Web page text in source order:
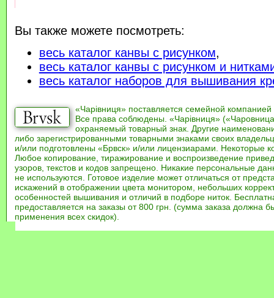
Вы также можете посмотреть:
весь каталог канвы с рисунком,
весь каталог канвы с рисунком и
весь каталог наборов для вышивания
«Чарівниця» поставляется семейной компанией
Все права соблюдены. «Чарівниця»
охраняемый товарный знак. Другие
либо зарегистрированными товарными знаками своих
и/или подготовлены «Брвск» и/или лицензиарами. Некоторые
Любое копирование, тиражирование и воспроизведение
узоров, текстов и кодов запрещено. Никакие персональные
не используются. Готовое изделие может отличаться от
искажений в отображении цвета монитором, небольших
особенностей вышивания и отличий в подборе ниток.
предоставляется на заказы от 800 грн. (сумма заказа должна
применения всех скидок).